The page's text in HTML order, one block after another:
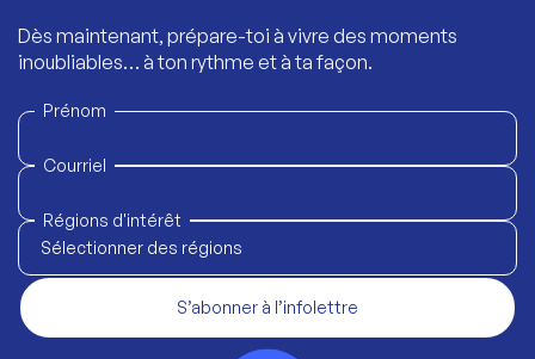
Dès maintenant, prépare-toi à vivre des moments
inoubliables… à ton rythme et à ta façon.
Prénom
Courriel
Régions d'intérêt
Sélectionner des régions
S’abonner à l’infolettre